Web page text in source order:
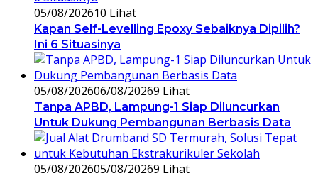
05/08/202610 Lihat
Kapan Self-Levelling Epoxy Sebaiknya Dipilih?
Ini 6 Situasinya
05/08/202606/08/20269 Lihat
Tanpa APBD, Lampung-1 Siap Diluncurkan
Untuk Dukung Pembangunan Berbasis Data
05/08/202605/08/20269 Lihat